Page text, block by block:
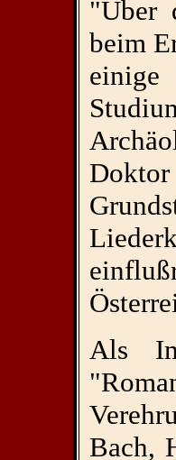
"Über
beim
Als
Bach,